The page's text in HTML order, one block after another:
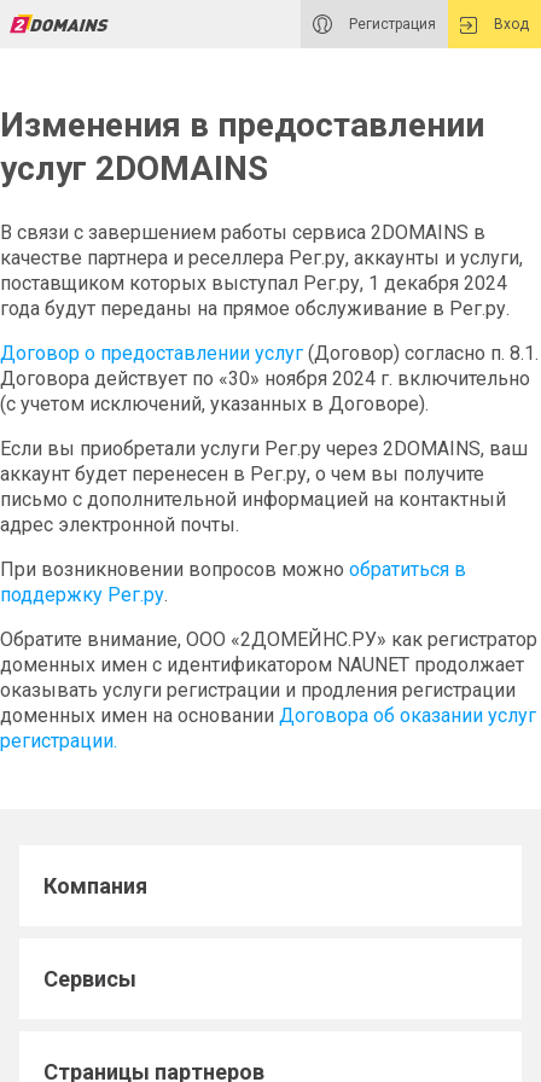
Регистрация Вход
Изменения в предоставлении
услуг 2DOMAINS
В связи с завершением работы сервиса 2DOMAINS в
качестве партнера и реселлера Рег.ру, аккаунты и услуги,
поставщиком которых выступал Рег.ру, 1 декабря 2024
года будут переданы на прямое обслуживание в Рег.ру.
Договор о предоставлении услуг (Договор) согласно п. 8.1.
Договора действует по «30» ноября 2024 г. включительно
(с учетом исключений, указанных в Договоре).
Если вы приобретали услуги Рег.ру через 2DOMAINS, ваш
аккаунт будет перенесен в Рег.ру, о чем вы получите
письмо с дополнительной информацией на контактный
адрес электронной почты.
При возникновении вопросов можно обратиться в
поддержку Рег.ру.
Обратите внимание, ООО «2ДОМЕЙНС.РУ» как регистратор
доменных имен с идентификатором NAUNET продолжает
оказывать услуги регистрации и продления регистрации
доменных имен на основании Договора об оказании услуг
регистрации.
Компания
Сервисы
Страницы партнеров